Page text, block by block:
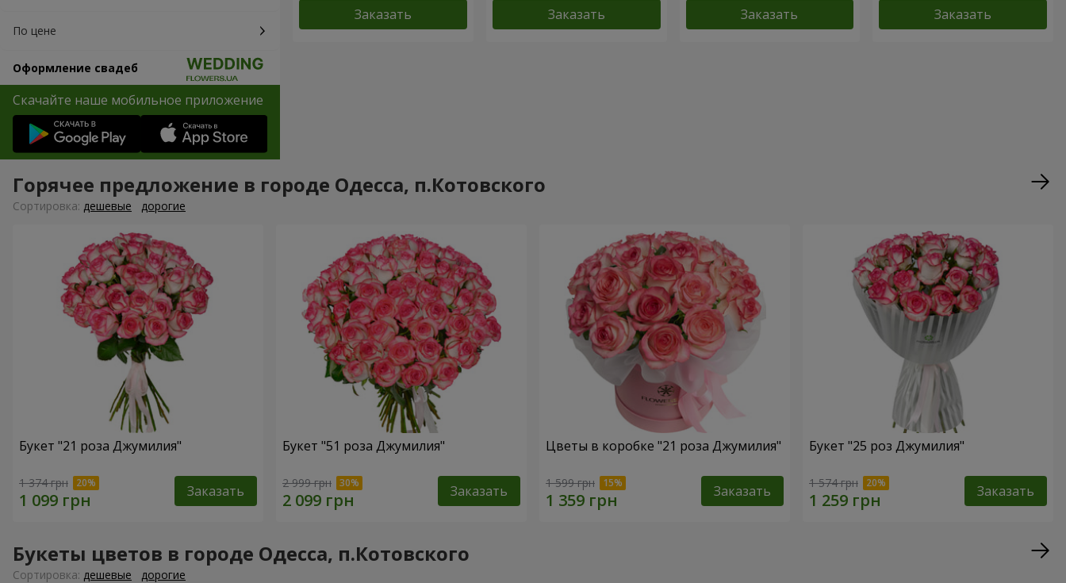
По цене
Оформление свадеб
Скачайте наше мобильное приложение
Заказать Заказать Заказать Заказать
Горячее предложение в городе Одесса, п.Котовского
Cортировка: дешевые дорогие
Букет "21 роза Джумилия"
1 374 грн Заказать
Букет "51 роза Джумилия"
2 999 грн Заказать
Цветы в коробке "21 роза Джумилия"
1 599 грн Заказать
Букет "25 роз Джумилия"
1 574 грн Заказать
Букеты цветов в городе Одесса, п.Котовского
Cортировка: дешевые дорогие